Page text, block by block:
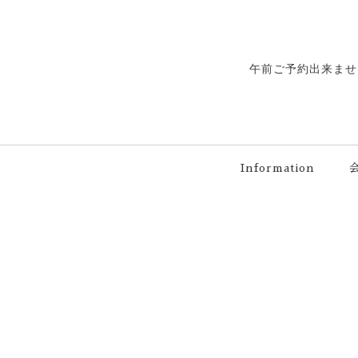
午前ご予約出来ま
Information